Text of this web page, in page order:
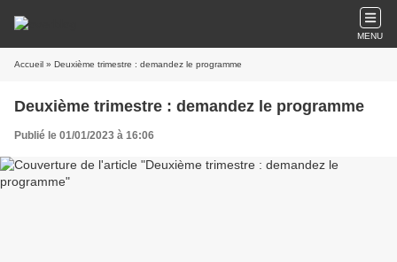
MENU
Accueil » Deuxième trimestre : demandez le programme
Deuxième trimestre : demandez le programme
Publié le 01/01/2023 à 16:06